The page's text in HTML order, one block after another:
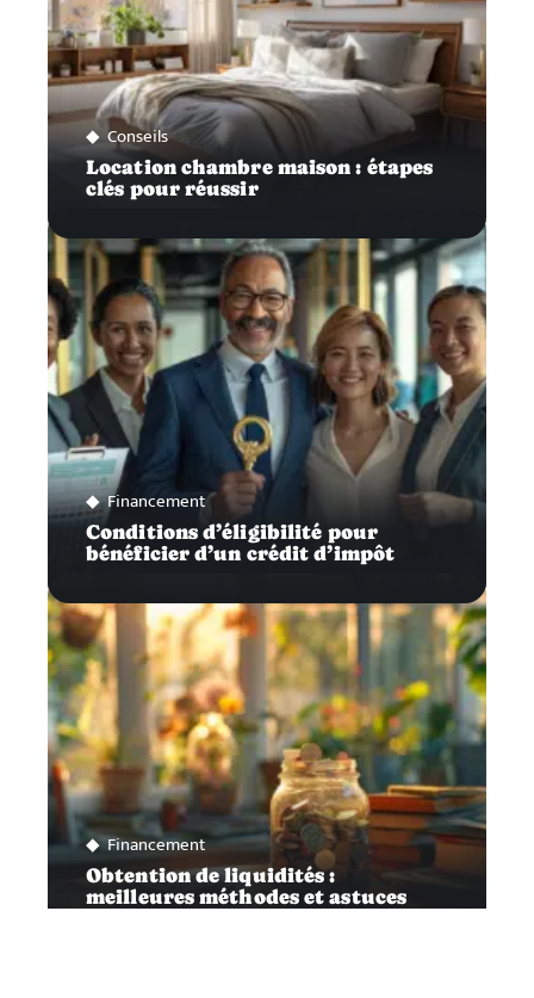
Conseils
Location chambre maison : étapes
clés pour réussir
Financement
Conditions d’éligibilité pour
bénéficier d’un crédit d’impôt
Financement
Obtention de liquidités :
meilleures méthodes et astuces